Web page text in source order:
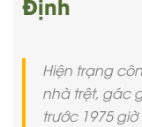
Hiện trạng
nhà trệt, gác
trước 1975